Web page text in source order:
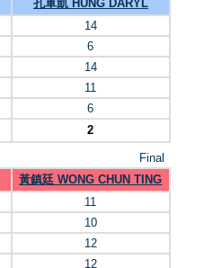
孔軍凱 HUNG DARYL
14
6
14
11
6
2
Final
黃鎮廷 WONG CHUN TING
11
10
12
12